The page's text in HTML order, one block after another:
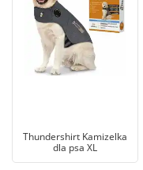
Thundershirt Kamizelka
dla psa XL